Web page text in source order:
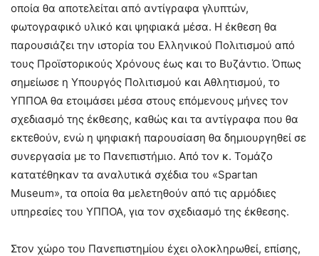
οποία θα αποτελείται από αντίγραφα γλυπτών,
φωτογραφικό υλικό και ψηφιακά μέσα. Η έκθεση θα
παρουσιάζει την ιστορία του Ελληνικού Πολιτισμού από
τους Προϊστορικούς Χρόνους έως και το Βυζάντιο. Όπως
σημείωσε η Υπουργός Πολιτισμού και Αθλητισμού, το
ΥΠΠΟΑ θα ετοιμάσει μέσα στους επόμενους μήνες τον
σχεδιασμό της έκθεσης, καθώς και τα αντίγραφα που θα
εκτεθούν, ενώ η ψηφιακή παρουσίαση θα δημιουργηθεί σε
συνεργασία με το Πανεπιστήμιο. Από τον κ. Τομάζο
κατατέθηκαν τα αναλυτικά σχέδια του «Spartan
Museum», τα οποία θα μελετηθούν από τις αρμόδιες
υπηρεσίες του ΥΠΠΟΑ, για τον σχεδιασμό της έκθεσης.
Στον χώρο του Πανεπιστημίου έχει ολοκληρωθεί, επίσης,